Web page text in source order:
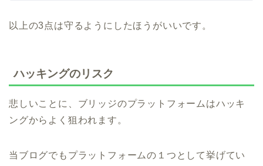
以上の3点は守るようにしたほうがいいです。
ハッキングのリスク
悲しいことに、ブリッジのプラットフォームはハッキ
ングからよく狙われます。
当ブログでもプラットフォームの１つとして挙げてい